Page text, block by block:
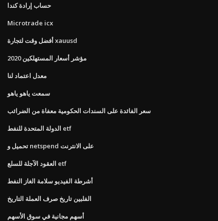
حساب إرادة كندا
Microtrade icx
أفضل وقت لتجارة xauusd
مؤشر أسعار المستهلكين 2020
معدل اعتماد لنا
سمعت ياهو ياهو
سعر الفائدة على السندات الحكومية معفاة من الضرائب
الدولة المتحدة للنفط etf
تحميل و netspend على الانترنت
العقود الآجلة للسلع etf
أشرطة الفيديو سلامة الغاز النفط
الفلبين تاريخ صرف العملة التاريخ
أسهم مجانية في سوق الأسهم